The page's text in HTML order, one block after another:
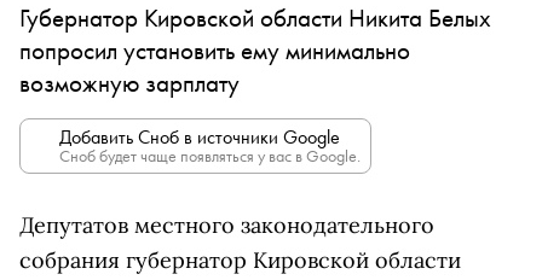
Губернатор Кировской области Никита Белых
попросил установить ему минимально
возможную зарплату
Добавить Сноб в источники Google
Сноб будет чаще появляться у вас в Google.
Депутатов местного законодательного
собрания губернатор Кировской области